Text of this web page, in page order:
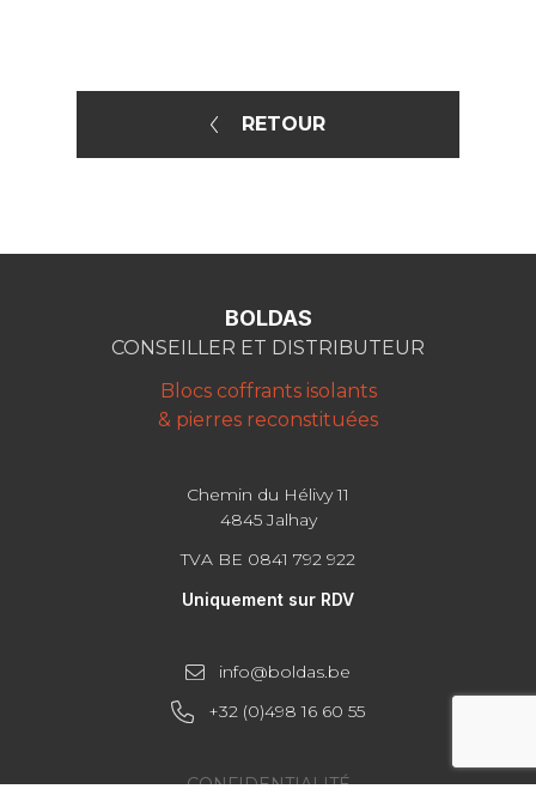
RETOUR
BOLDAS
CONSEILLER ET DISTRIBUTEUR
Blocs coffrants isolants
& pierres reconstituées
Chemin du Hélivy 11
4845 Jalhay
TVA BE 0841 792 922
Uniquement sur RDV
info@boldas.be
+32 (0)498 16 60 55
CONFIDENTIALITÉ